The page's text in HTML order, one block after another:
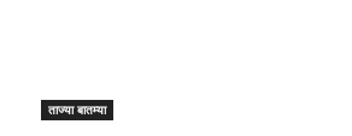
ताज्या बातम्या